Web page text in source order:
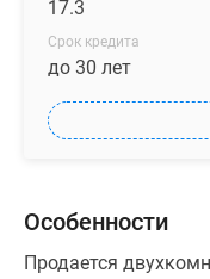
17.3
Срок кредита
до 30 лет
Особенности
Продается